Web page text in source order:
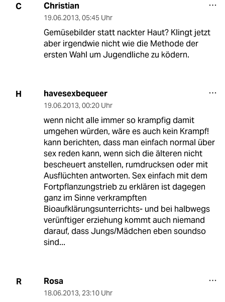
C Christian
19.06.2013, 05:45 Uhr
Gemüsebilder statt nackter Haut? Klingt jetzt
aber irgendwie nicht wie die Methode der
ersten Wahl um Jugendliche zu ködern.
H havesexbequeer
19.06.2013, 00:20 Uhr
wenn nicht alle immer so krampfig damit
umgehen würden, wäre es auch kein Krampf!
kann berichten, dass man einfach normal über
sex reden kann, wenn sich die älteren nicht
bescheuert anstellen, rumdrucksen oder mit
Ausflüchten antworten. Sex einfach mit dem
Fortpflanzungstrieb zu erklären ist dagegen
ganz im Sinne verkrampften
Bioaufklärungsunterrichts- und bei halbwegs
verünftiger erziehung kommt auch niemand
darauf, dass Jungs/Mädchen eben soundso
sind...
R Rosa
18.06.2013, 23:10 Uhr